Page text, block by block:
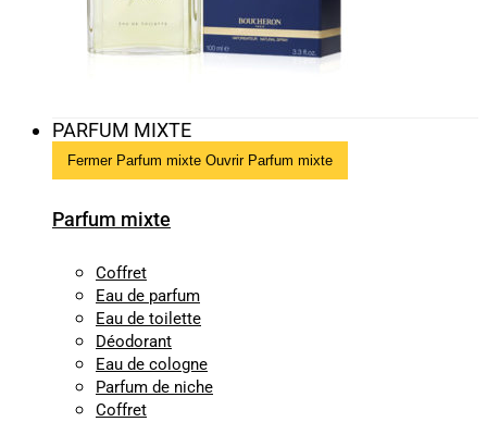
PARFUM MIXTE
Fermer Parfum mixte Ouvrir Parfum mixte
Parfum mixte
Coffret
Eau de parfum
Eau de toilette
Déodorant
Eau de cologne
Parfum de niche
Coffret